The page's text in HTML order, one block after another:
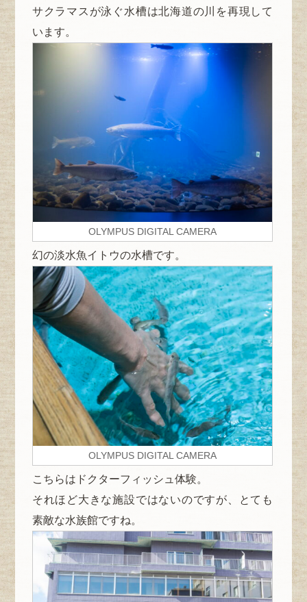
サクラマスが泳ぐ水槽は北海道の川を再現して
います。
OLYMPUS DIGITAL CAMERA
幻の淡水魚イトウの水槽です。
OLYMPUS DIGITAL CAMERA
こちらはドクターフィッシュ体験。
それほど大きな施設ではないのですが、とても
素敵な水族館ですね。